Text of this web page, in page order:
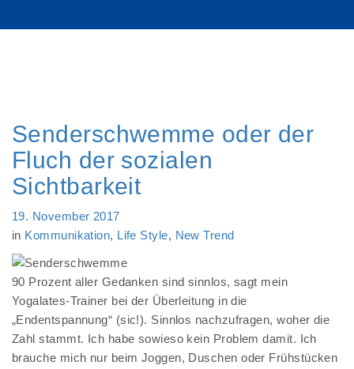
Senderschwemme oder der
Fluch der sozialen
Sichtbarkeit
19. November 2017
in Kommunikation, Life Style, New Trend
90 Prozent aller Gedanken sind sinnlos, sagt mein
Yogalates-Trainer bei der Überleitung in die
„Endentspannung“ (sic!). Sinnlos nachzufragen, woher die
Zahl stammt. Ich habe sowieso kein Problem damit. Ich
brauche mich nur beim Joggen, Duschen oder Frühstücken